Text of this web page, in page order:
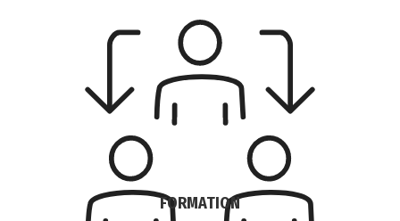
FORMATION